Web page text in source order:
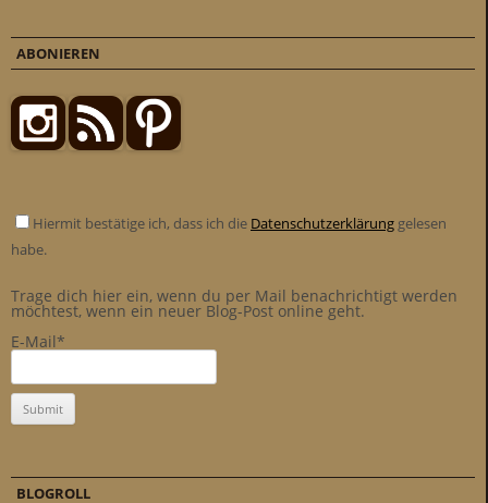
ABONIEREN
Hiermit bestätige ich, dass ich die Datenschutzerklärung gelesen
habe.
Trage dich hier ein, wenn du per Mail benachrichtigt werden
möchtest, wenn ein neuer Blog-Post online geht.
E-Mail*
BLOGROLL